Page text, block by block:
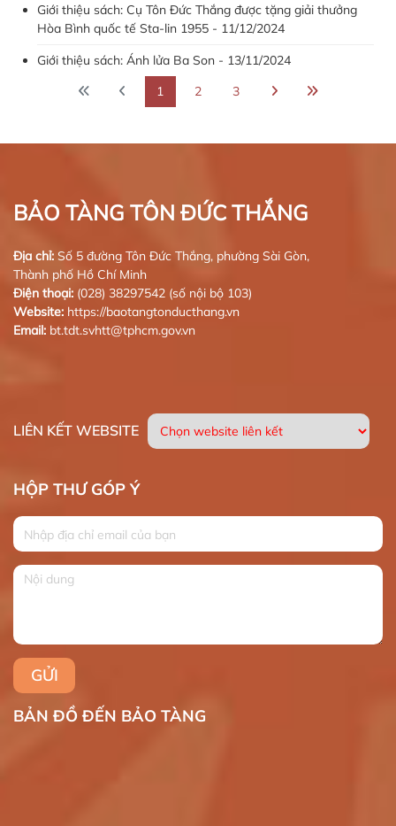
Giới thiệu sách: Cụ Tôn Đức Thắng được tặng giải thưởng
Hòa Bình quốc tế Sta-lin 1955 - 11/12/2024
Giới thiệu sách: Ánh lửa Ba Son - 13/11/2024
1
2 3
BẢO TÀNG TÔN ĐỨC THẮNG
Địa chỉ: Số 5 đường Tôn Đức Thắng, phường Sài Gòn,
Thành phố Hồ Chí Minh
Điện thoại: (028) 38297542 (số nội bộ 103)
Website: https://baotangtonducthang.vn
Email: bt.tdt.svhtt@tphcm.gov.vn
LIÊN KẾT WEBSITE
HỘP THƯ GÓP Ý
BẢN ĐỒ ĐẾN BẢO TÀNG